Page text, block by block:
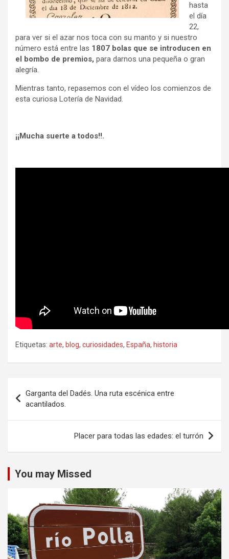
hasta
el día
22,
para ver si el azar nos toca con su manto y si nuestro
número está entre las 1807 bolas que se introducen en
el bombo de premios, para darnos una pequeña o gran
alegría.
Mientras tanto, repasemos con el vídeo los comienzos de
esta curiosa Lotería de Navidad.
¡¡Mucha suerte a todos!!.
Etiquetas: arte, blog, curiosidades, España, historia
de
entradas
Garganta del Dadés. Una ruta escénica entre
acantilados.
Placer para todas las edades: el turrón
You may Missed